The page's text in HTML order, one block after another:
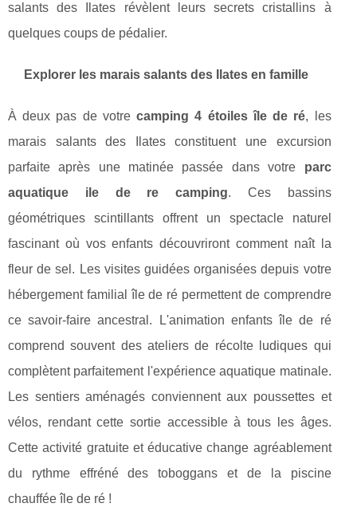
salants des Ilates révèlent leurs secrets cristallins à
quelques coups de pédalier.
Explorer les marais salants des Ilates en famille
À deux pas de votrecamping 4 étoiles île de ré, les
marais salants des Ilates constituent une excursion
parfaite après une matinée passée dans votre parc
aquatique ile de re camping. Ces bassins
géométriques scintillants offrent un spectacle naturel
fascinant où vos enfants découvriront comment naît la
fleur de sel. Les visites guidées organisées depuis votre
hébergement familial île de ré permettent de comprendre
ce savoir-faire ancestral. L'animation enfants île de ré
comprend souvent des ateliers de récolte ludiques qui
complètent parfaitement l'expérience aquatique matinale.
Les sentiers aménagés conviennent aux poussettes et
vélos, rendant cette sortie accessible à tous les âges.
Cette activité gratuite et éducative change agréablement
du rythme effréné des toboggans et de la piscine
chauffée île de ré !